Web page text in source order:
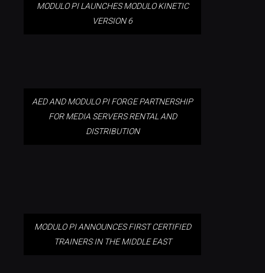
MODULO PI LAUNCHES MODULO KINETIC
VERSION 6
AED AND MODULO PI FORGE
PARTNERSHIP FOR MEDIA
AED AND MODULO PI FORGE PARTNERSHIP
FOR MEDIA SERVERS RENTAL AND
DISTRIBUTION
MODULO PI ANNOUNCES FIRST
MODULO PI ANNOUNCES FIRST CERTIFIED
TRAINERS IN THE MIDDLE EAST